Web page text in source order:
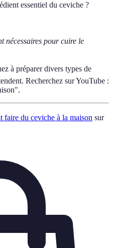
essentiel du ceviche ?
nécessaires pour cuire le
à préparer divers types de
Recherchez sur YouTube :
faire du ceviche à la maison sur